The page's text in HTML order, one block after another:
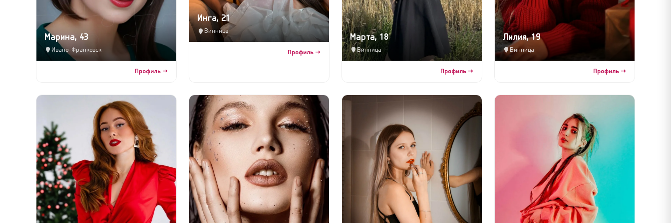
Марина, 43
Ивано-Франковск
Профиль →
Инга, 21
Винница
Профиль →
Марта, 18
Винница
Профиль →
Лилия, 19
Винница
Профиль →